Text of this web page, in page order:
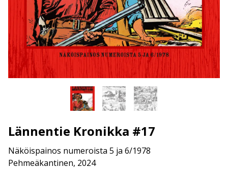
Lännentie Kronikka #17
Näköispainos numeroista 5 ja 6/1978
Pehmeäkantinen, 2024